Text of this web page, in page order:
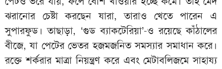
ঝরানোর চেষ্টা করছেন যারা, তারাও খেতে পারেন এ
সুপারফুড। তাছাড়া, ‘গুড ব্যাকটেরিয়া’-ও রয়েছে কাঁঠালের
বীজে, যা পেটের ভেতর হজমজনিত সমস্যার সমাধান করে।
রক্তে শর্করার মাত্রা নিয়ন্ত্রণ করে এবং মেটাবলিজমে সাহায্য